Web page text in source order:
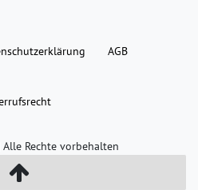
AGB
Rechte vorbehalten